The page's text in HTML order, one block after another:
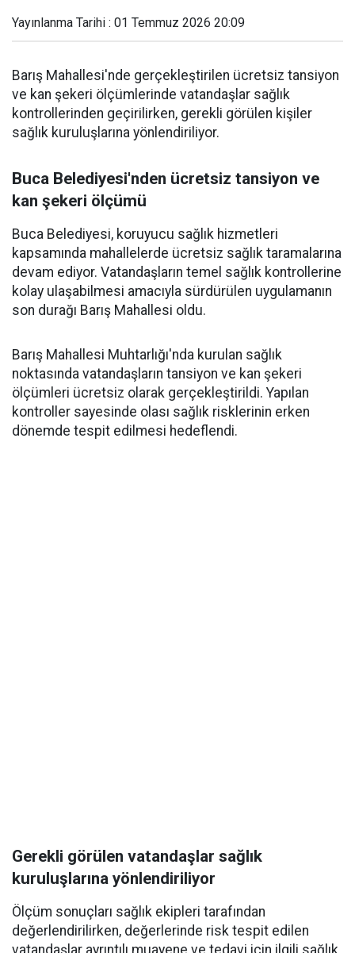
Yayınlanma Tarihi : 01 Temmuz 2026 20:09
Barış Mahallesi'nde gerçekleştirilen ücretsiz tansiyon
ve kan şekeri ölçümlerinde vatandaşlar sağlık
kontrollerinden geçirilirken, gerekli görülen kişiler
sağlık kuruluşlarına yönlendiriliyor.
Buca Belediyesi'nden ücretsiz tansiyon ve
kan şekeri ölçümü
Buca Belediyesi, koruyucu sağlık hizmetleri
kapsamında mahallelerde ücretsiz sağlık taramalarına
devam ediyor. Vatandaşların temel sağlık kontrollerine
kolay ulaşabilmesi amacıyla sürdürülen uygulamanın
son durağı Barış Mahallesi oldu.
Barış Mahallesi Muhtarlığı'nda kurulan sağlık
noktasında vatandaşların tansiyon ve kan şekeri
ölçümleri ücretsiz olarak gerçekleştirildi. Yapılan
kontroller sayesinde olası sağlık risklerinin erken
dönemde tespit edilmesi hedeflendi.
Gerekli görülen vatandaşlar sağlık
kuruluşlarına yönlendiriliyor
Ölçüm sonuçları sağlık ekipleri tarafından
değerlendirilirken, değerlerinde risk tespit edilen
vatandaşlar ayrıntılı muayene ve tedavi için ilgili sağlık